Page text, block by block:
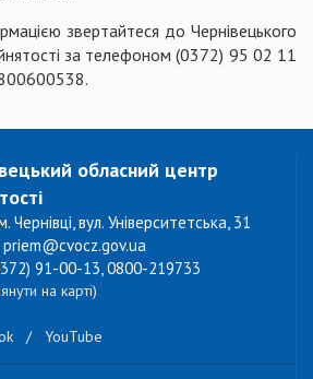
звертайтеся до Чернівецького
за телефоном (0372) 95 02 11
обласний центр
Чернівці, вул. Університетська, 31
91-00-13, 0800-219733
на карті)
/ YouTube